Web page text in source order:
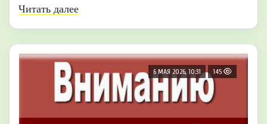
Читать далее
6 МАЯ 2026, 10:31 145